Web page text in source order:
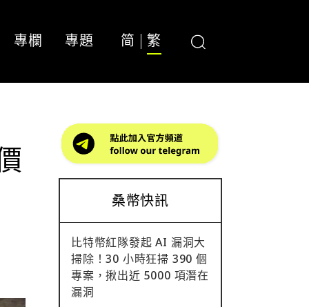
專欄 專題 简 繁
桑幣快訊
比特幣紅隊發起 AI 漏洞大
掃除！30 小時狂掃 390 個
專案，揪出近 5000 項潛在
漏洞